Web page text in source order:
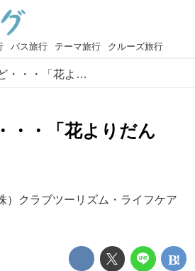
バス旅行 テーマ旅行 クルーズ旅行
桜も良いけど・・・「花よりだんご」
・・「花よりだん
）クラブツーリズム・ライフケア